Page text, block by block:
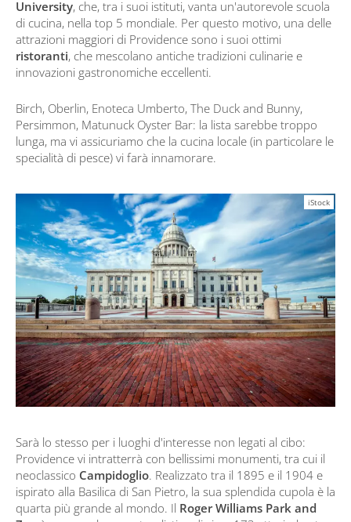
University, che, tra i suoi istituti, vanta un'autorevole scuola
di cucina, nella top 5 mondiale. Per questo motivo, una delle
attrazioni maggiori di Providence sono i suoi ottimi
ristoranti, che mescolano antiche tradizioni culinarie e
innovazioni gastronomiche eccellenti.
Birch, Oberlin, Enoteca Umberto, The Duck and Bunny,
Persimmon, Matunuck Oyster Bar: la lista sarebbe troppo
lunga, ma vi assicuriamo che la cucina locale (in particolare le
specialità di pesce) vi farà innamorare.
iStock
Sarà lo stesso per i luoghi d'interesse non legati al cibo:
Providence vi intratterrà con bellissimi monumenti, tra cui il
neoclassico Campidoglio. Realizzato tra il 1895 e il 1904 e
ispirato alla Basilica di San Pietro, la sua splendida cupola è la
quarta più grande al mondo. Il Roger Williams Park and